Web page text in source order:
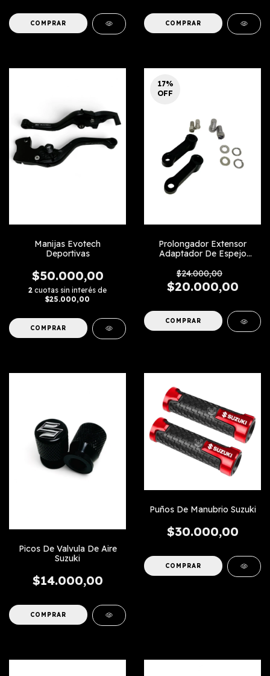
COMPRAR COMPRAR
Manijas Evotech
Deportivas
$50.000,00
2 cuotas sin interés de
$25.000,00
COMPRAR
17%
OFF
Prolongador Extensor
Adaptador De Espejo
$24.000,00
$20.000,00
Picos De Valvula De Aire
Suzuki
$14.000,00
COMPRAR
Puños De Manubrio Suzuki
$30.000,00
COMPRAR